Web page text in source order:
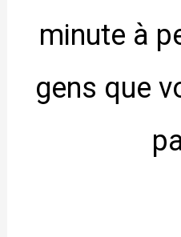
minute à
gens que